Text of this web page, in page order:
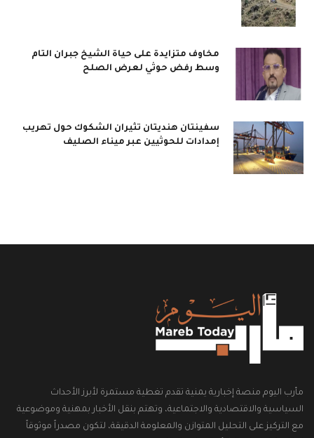
مخاوف متزايدة على حياة الشيخ جبران التام
وسط رفض حوثي لعرض الصلح
سفينتان هنديتان تثيران الشكوك حول تهريب
إمدادات للحوثيين عبر ميناء الصليف
مأرب اليوم منصة إخبارية يمنية تقدم تغطية مستمرة لأبرز الأحداث
السياسية والاقتصادية والاجتماعية، وتهتم بنقل الأخبار بمهنية وموضوعية
مع التركيز على التحليل المتوازن والمعلومة الدقيقة، لتكون مصدراً موثوقاً